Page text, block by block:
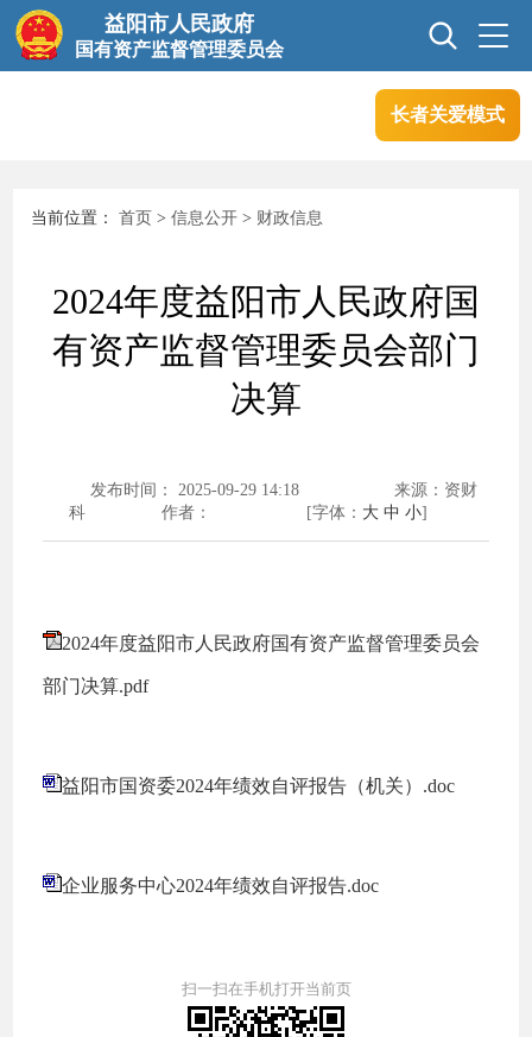
益阳市人民政府
国有资产监督管理委员会
信息公开
政务服务
长者关爱模式
当前位置：首页 >信息公开 > 财政信息
2024年度益阳市人民政府国
有资产监督管理委员会部门
决算
发布时间： 2025-09-29 14:18
来源：资财
科
作者： [字体： 大 中 小]
2024年度益阳市人民政府国有资产监督管理委员会
部门决算.pdf
益阳市国资委2024年绩效自评报告（机关）.doc
企业服务中心2024年绩效自评报告.doc
扫一扫在手机打开当前页